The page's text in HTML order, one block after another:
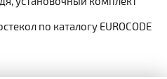
по каталогу EUROCODE